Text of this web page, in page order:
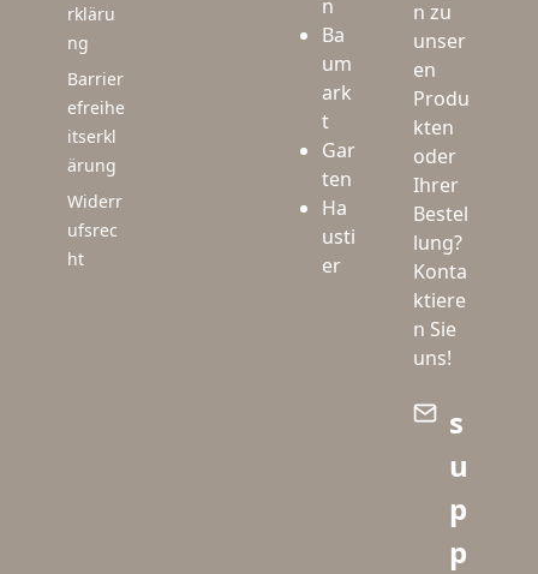
rkläru
ng
Barrier
efreihe
itserkl
ärung
Widerr
ufsrec
ht
n
Ba
um
ark
t
Gar
ten
Ha
usti
er
n zu
unser
en
Produ
kten
oder
Ihrer
Bestel
lung?
Konta
ktiere
n Sie
uns!
s
u
p
p